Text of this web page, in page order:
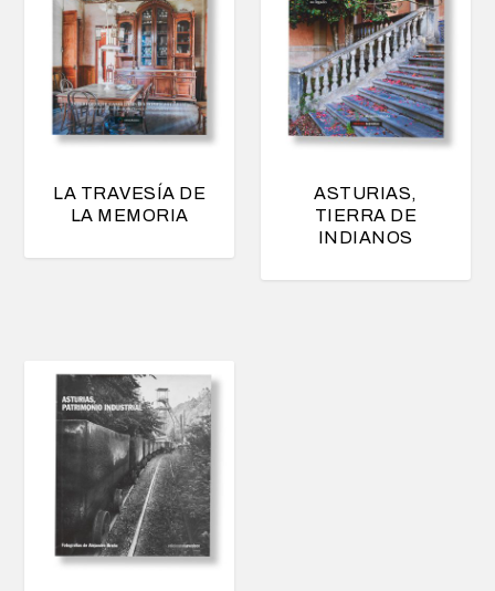
LA TRAVESÍA DE
LA MEMORIA
ASTURIAS,
TIERRA DE
INDIANOS